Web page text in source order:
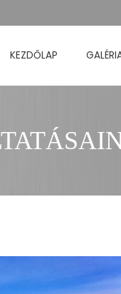
KEZDŐLAP